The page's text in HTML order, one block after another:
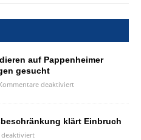
auf Pappenheimer
gesucht
deaktiviert
klärt Einbruch
deaktiviert